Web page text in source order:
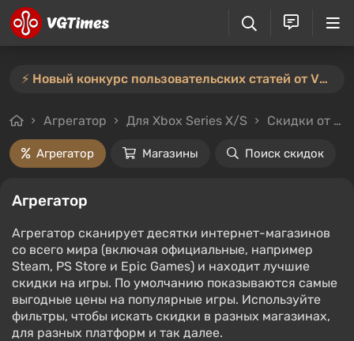
⚡️ Новый конкурс пользовательских статей от VGTimes — участвуйте тут ⚡️
Агрегатор Для Xbox Series X/S Скидки от 90%
Агрегатор Магазины Поиск скидок
Агрегатор
Агрегатор сканирует десятки интернет-магазинов
со всего мира (включая официальные, например
Steam, PS Store и Epic Games) и находит лучшие
скидки на игры. По умолчанию показываются самые
выгодные цены на популярные игры. Используйте
фильтры, чтобы искать скидки в разных магазинах,
для разных платформ и так далее.